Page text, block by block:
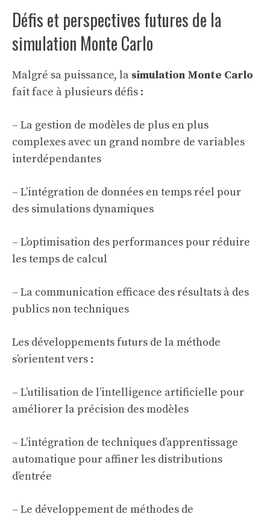
Défis et perspectives futures de la
simulation Monte Carlo
Malgré sa puissance, la simulation Monte Carlo
fait face à plusieurs défis :
– La gestion de modèles de plus en plus
complexes avec un grand nombre de variables
interdépendantes
– L’intégration de données en temps réel pour
des simulations dynamiques
– L’optimisation des performances pour réduire
les temps de calcul
– La communication efficace des résultats à des
publics non techniques
Les développements futurs de la méthode
s’orientent vers :
– L’utilisation de l’intelligence artificielle pour
améliorer la précision des modèles
– L’intégration de techniques d’apprentissage
automatique pour affiner les distributions
d’entrée
– Le développement de méthodes de